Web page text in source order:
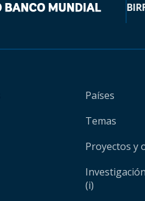
Países
Temas
Proyectos y
(i)